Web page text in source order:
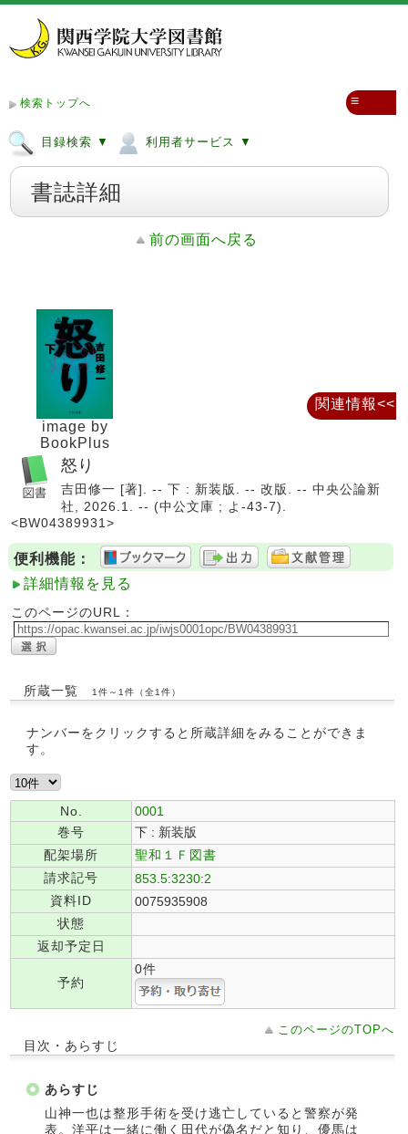
検索トップへ
目録検索 ▼ 利用者サービス ▼
≡
書誌詳細
前の画面へ戻る
image by
BookPlus
怒り
吉田修一 [著]. -- 下 : 新装版. -- 改版. -- 中央公論新
社, 2026.1. -- (中公文庫 ; よ-43-7).
<BW04389931>
便利機能：
詳細情報を見る
このページのURL：
所蔵一覧 1件～1件（全1件）
ナンバーをクリックすると所蔵詳細をみることができま
す。
No.
0001
巻号
下 : 新装版
配架場所
聖和１Ｆ図書
請求記号
853.5:3230:2
資料ID
0075935908
状態
返却予定日
予約
0件
このページのTOPへ
目次・あらすじ
あらすじ
山神一也は整形手術を受け逃亡していると警察が発
表。洋平は一緒に働く田代が偽名だと知り、優馬は
関連情報<<